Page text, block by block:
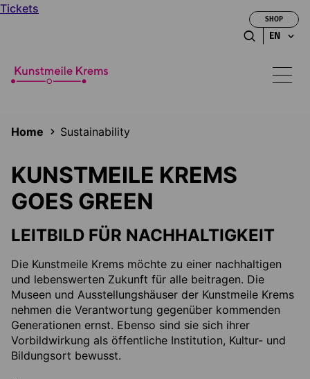
SHOP
Tickets
EN
Home Sustainability
KUNSTMEILE KREMS
GOES GREEN
LEITBILD FÜR NACHHALTIGKEIT
Die Kunstmeile Krems möchte zu einer nachhaltigen
und lebenswerten Zukunft für alle beitragen. Die
Museen und Ausstellungshäuser der Kunstmeile Krems
nehmen die Verantwortung gegenüber kommenden
Generationen ernst. Ebenso sind sie sich ihrer
Vorbildwirkung als öffentliche Institution, Kultur- und
Bildungsort bewusst.